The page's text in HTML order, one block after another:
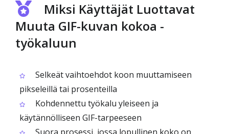
Miksi Käyttäjät Luottavat
Muuta GIF-kuvan kokoa -
työkaluun
Selkeät vaihtoehdot koon muuttamiseen
pikseleillä tai prosenteilla
Kohdennettu työkalu yleiseen ja
käytännölliseen GIF-tarpeeseen